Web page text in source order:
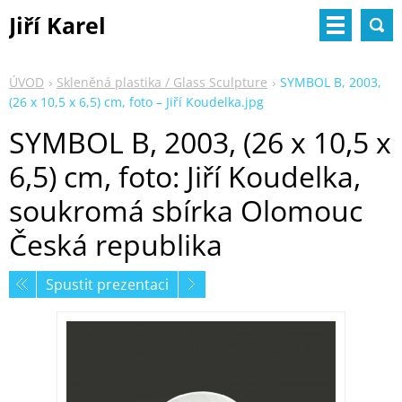
Jiří Karel
ÚVOD Skleněná plastika / Glass Sculpture
SYMBOL B, 2003,
(26 x 10,5 x 6,5) cm, foto – Jiří Koudelka.jpg
SYMBOL B, 2003, (26 x 10,5 x
6,5) cm, foto: Jiří Koudelka,
soukromá sbírka Olomouc
Česká republika
Spustit prezentaci